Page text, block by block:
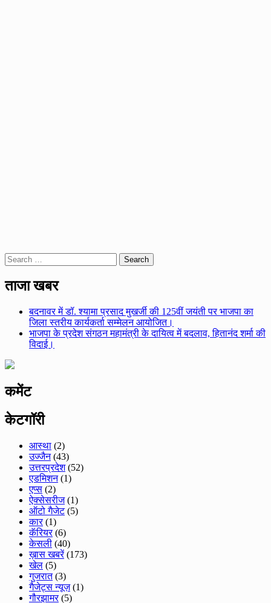
Search
for:
ताजा खबर
बदनावर में डॉ. श्यामा प्रसाद मुखर्जी की 125वीं जयंती पर भाजपा का
जिला स्तरीय कार्यकर्ता सम्मेलन आयोजित।
भाजपा के प्रदेश संगठन महामंत्री के दायित्व में बदलाव, हितानंद शर्मा की
विदाई।
कमेंट
केटगॉरी
आस्था (2)
उज्जैन(43)
उत्तरप्रदेश(52)
एडमिशन(1)
एप्स (2)
ऐक्सेसरीज(1)
ऑटो गैजेट(5)
कार(1)
कॅरियर(6)
केसली (40)
ख़ास खबरें(173)
खेल (5)
गुजरात(3)
गैजेट्स न्यूज़(1)
गौरझामर(5)